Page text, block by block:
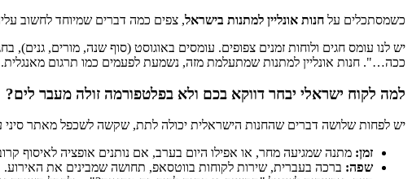
כשמסתכלים על חנות אונליין למתנות בישראל, צפים כמה דברים שמיוחד לחשוב
יש לנו עומס חגים ולוחות זמנים צפופים. עומסים באוגוסט (סוף שנה, מורים, גנים),
ככה…". חנות אונליין למתנות שמתעלמת מזה, נשמעת לפעמים כמו תרגום
למה לקוח ישראלי יבחר דווקא בכם ולא בפלטפורמה זולה מעבר לים?
יש לפחות שלושה דברים שהחנות הישראלית יכולה לתת, שקשה לשכפל מאתר סיני
זמן: מתנה שמגיעה מחר, או אפילו היום בערב, אם נותנים אופציה לאיסוף
שפה: ברכה בעברית, שירות לקוחות בווטסאפ, תחושה שמבינים את האירוע.